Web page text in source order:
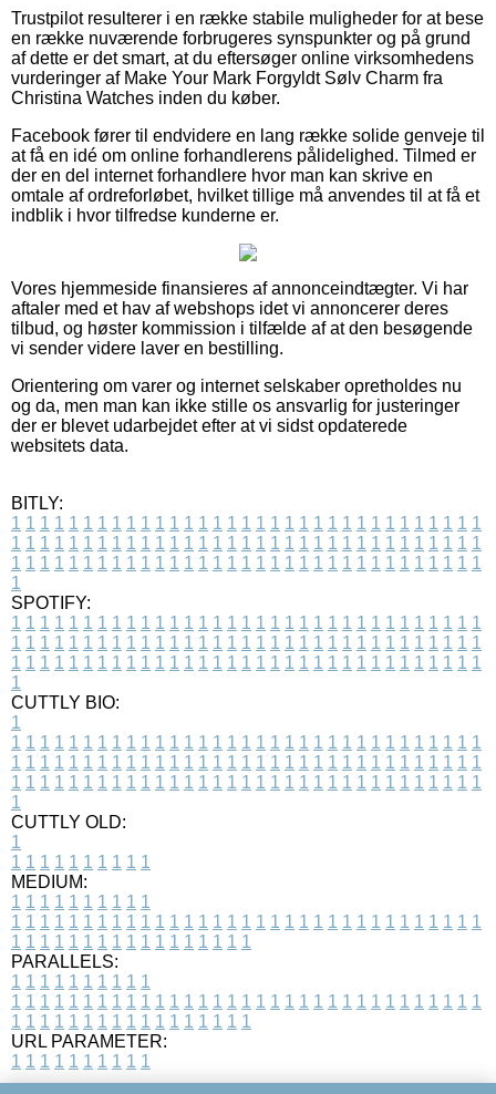
Trustpilot resulterer i en række stabile muligheder for at bese
en række nuværende forbrugeres synspunkter og på grund
af dette er det smart, at du eftersøger online virksomhedens
vurderinger af Make Your Mark Forgyldt Sølv Charm fra
Christina Watches inden du køber.
Facebook fører til endvidere en lang række solide genveje til
at få en idé om online forhandlerens pålidelighed. Tilmed er
der en del internet forhandlere hvor man kan skrive en
omtale af ordreforløbet, hvilket tillige må anvendes til at få et
indblik i hvor tilfredse kunderne er.
Vores hjemmeside finansieres af annonceindtægter. Vi har
aftaler med et hav af webshops idet vi annoncerer deres
tilbud, og høster kommission i tilfælde af at den besøgende
vi sender videre laver en bestilling.
Orientering om varer og internet selskaber opretholdes nu
og da, men man kan ikke stille os ansvarlig for justeringer
der er blevet udarbejdet efter at vi sidst opdaterede
websitets data.
BITLY:
1 1 1 1 1 1 1 1 1 1 1 1 1 1 1 1 1 1 1 1 1 1 1 1 1 1 1 1 1 1 1 1 1
1 1 1 1 1 1 1 1 1 1 1 1 1 1 1 1 1 1 1 1 1 1 1 1 1 1 1 1 1 1 1 1 1
1 1 1 1 1 1 1 1 1 1 1 1 1 1 1 1 1 1 1 1 1 1 1 1 1 1 1 1 1 1 1 1 1
1
SPOTIFY:
1 1 1 1 1 1 1 1 1 1 1 1 1 1 1 1 1 1 1 1 1 1 1 1 1 1 1 1 1 1 1 1 1
1 1 1 1 1 1 1 1 1 1 1 1 1 1 1 1 1 1 1 1 1 1 1 1 1 1 1 1 1 1 1 1 1
1 1 1 1 1 1 1 1 1 1 1 1 1 1 1 1 1 1 1 1 1 1 1 1 1 1 1 1 1 1 1 1 1
1
CUTTLY BIO:
1
1 1 1 1 1 1 1 1 1 1 1 1 1 1 1 1 1 1 1 1 1 1 1 1 1 1 1 1 1 1 1 1 1
1 1 1 1 1 1 1 1 1 1 1 1 1 1 1 1 1 1 1 1 1 1 1 1 1 1 1 1 1 1 1 1 1
1 1 1 1 1 1 1 1 1 1 1 1 1 1 1 1 1 1 1 1 1 1 1 1 1 1 1 1 1 1 1 1 1
1
CUTTLY OLD:
1
1 1 1 1 1 1 1 1 1 1
MEDIUM:
1 1 1 1 1 1 1 1 1 1
1 1 1 1 1 1 1 1 1 1 1 1 1 1 1 1 1 1 1 1 1 1 1 1 1 1 1 1 1 1 1 1 1
1 1 1 1 1 1 1 1 1 1 1 1 1 1 1 1 1
PARALLELS:
1 1 1 1 1 1 1 1 1 1
1 1 1 1 1 1 1 1 1 1 1 1 1 1 1 1 1 1 1 1 1 1 1 1 1 1 1 1 1 1 1 1 1
1 1 1 1 1 1 1 1 1 1 1 1 1 1 1 1 1
URL PARAMETER:
1 1 1 1 1 1 1 1 1 1